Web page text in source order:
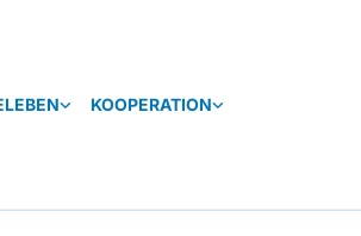
KOOPERATION